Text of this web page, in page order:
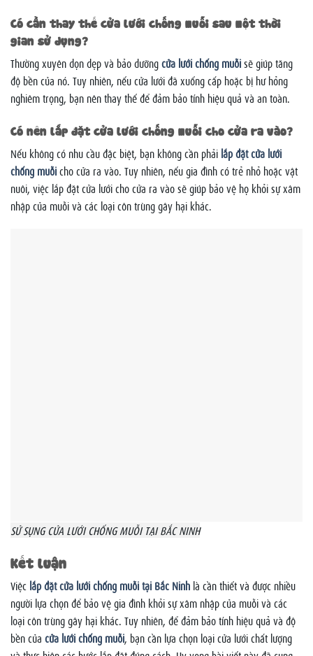
Có cần thay thế cửa lưới chống muỗi sau một thời
gian sử dụng?
Thường xuyên dọn dẹp và bảo dưỡngcửa lưới chống muỗisẽ giúp tăng
độ bền của nó. Tuy nhiên, nếu cửa lưới đã xuống cấp hoặc bị hư hỏng
nghiêm trọng, bạn nên thay thế để đảm bảo tính hiệu quả và an toàn.
Có nên lắp đặt cửa lưới chống muỗi cho cửa ra vào?
Nếu không có nhu cầu đặc biệt, bạn không cần phải lắp đặt cửa lưới
chống muỗicho cửa ra vào. Tuy nhiên, nếu gia đình có trẻ nhỏ hoặc vật
nuôi, việc lắp đặt cửa lưới cho cửa ra vào sẽ giúp bảo vệ họ khỏi sự xâm
nhập của muỗi và các loại côn trùng gây hại khác.
SỬ SỤNG CỬA LƯỚI CHỐNG MUỖI TẠI BẮC NINH
Kết luận
Việc lắp đặt cửa lưới chống muỗi tại Bắc Ninh là cần thiết và được nhiều
người lựa chọn để bảo vệ gia đình khỏi sự xâm nhập của muỗi và các
loại côn trùng gây hại khác. Tuy nhiên, để đảm bảo tính hiệu quả và độ
bền của cửa lưới chống muỗi, bạn cần lựa chọn loại cửa lưới chất lượng